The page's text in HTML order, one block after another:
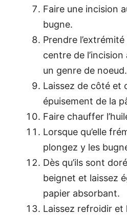
Faire une incision
bugne.
Prendre
centre de
un genre de noeud.
Laissez de côté et
épuisement de la
Faire chauffer
Lorsque qu’elle
plongez y les
Dès qu’ils sont
beignet et laissez
papier absorbant.
Laissez refroidir et